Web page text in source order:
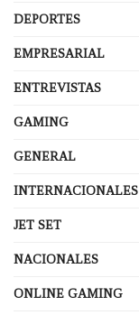
DEPORTES
EMPRESARIAL
ENTREVISTAS
GAMING
GENERAL
INTERNACIONALES
JET SET
NACIONALES
ONLINE GAMING